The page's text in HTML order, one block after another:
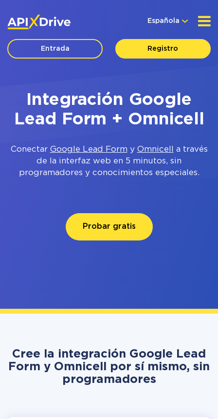
Española
Entrada Registro
Integración Google
Lead Form + Omnicell
Conectar Google Lead Form y Omnicell
a través
de la interfaz web en 5 minutos, sin
programadores y conocimientos especiales.
Probar gratis
Cree la integración Google Lead
Form y Omnicell por sí mismo, sin
programadores